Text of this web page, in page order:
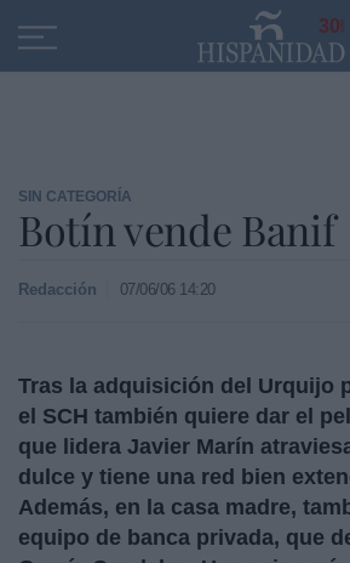
30
SIN CATEGORÍA
Botín vende Banif
Redacción 07/06/06 14:20
Tras la adquisición del Urquijo
el SCH también quiere dar el
que lidera Javier Marín
dulce y tiene una red bien
Además, en la casa madre,
equipo de banca privada, que